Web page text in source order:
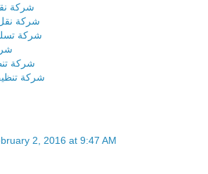
شركة
شركة
شركة
شركة
شركة
2, 2016 at 9:47 AM